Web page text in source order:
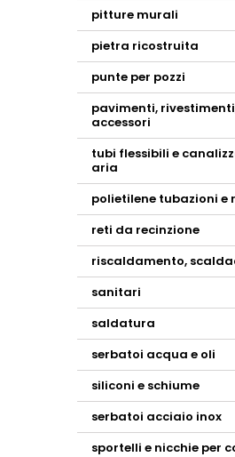
pitture murali
pietra ricostruita
punte per pozzi
pavimenti,
accessori
tubi flessibili e
aria
polietilene tubazioni e
reti da recinzione
riscaldamento,
sanitari
saldatura
serbatoi acqua e oli
siliconi e schiume
serbatoi acciaio inox
sportelli e nicchie per